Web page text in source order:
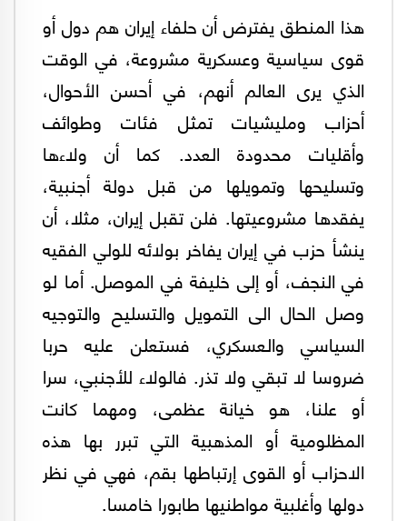
هذا المنطق يفترض أن حلفاء إيران هم دول أو
قوى سياسية وعسكرية مشروعة، في الوقت
الذي يرى العالم أنهم، في أحسن الأحوال،
أحزاب ومليشيات تمثل فئات وطوائف
وأقليات محدودة العدد. كما أن ولاءها
وتسليحها وتمويلها من قبل دولة أجنبية،
يفقدها مشروعيتها. فلن تقبل إيران، مثلا، أن
ينشأ حزب في إيران يفاخر بولائه للولي الفقيه
في النجف، أو إلى خليفة في الموصل. أما لو
وصل الحال الى التمويل والتسليح والتوجيه
السياسي والعسكري، فستعلن عليه حربا
ضروسا لا تبقي ولا تذر. فالولاء للأجنبي، سرا
أو علنا، هو خيانة عظمى، ومهما كانت
المظلومية أو المذهبية التي تبرر بها هذه
الاحزاب أو القوى إرتباطها بقم، فهي في نظر
دولها وأغلبية مواطنيها طابورا خامسا.